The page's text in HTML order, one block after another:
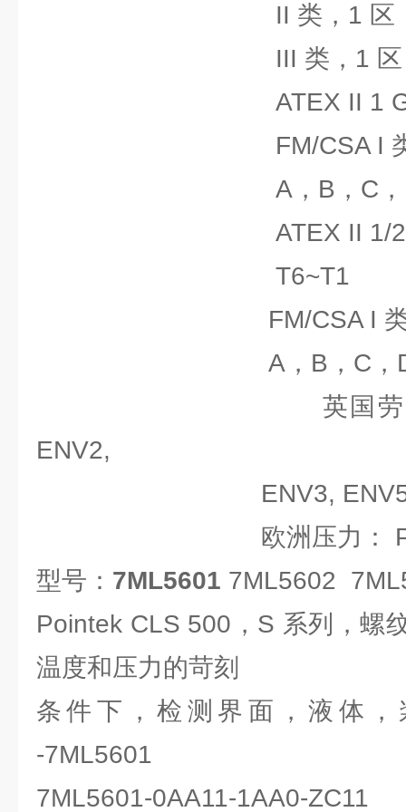
II 类，1 区，E，F
III 类，1 区，E，
ATEX II 1 G EEx
FM/CSA I 类，
A，B，C，D
ATEX II 1/2 GD
T6~T1
FM/CSA I 类，1
A，B，C，D 组
英国劳氏船用
ENV2,
ENV3,
欧洲压力： PED
型号： 7ML5601 7ML5602
Pointek CLS 500，S 系列，螺
温度和压力的苛刻
条件下，检测界面，液体，
-7ML5601
7ML5601-0AA11-1AA0-